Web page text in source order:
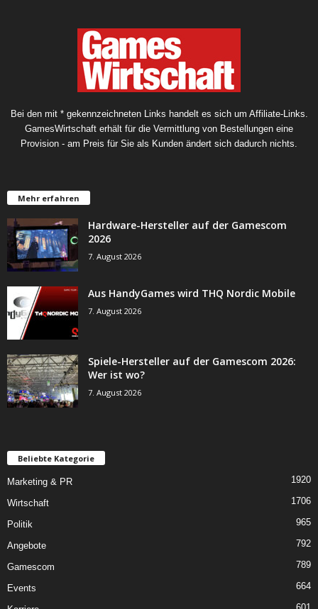
Bei den mit * gekennzeichneten Links handelt es sich um Affiliate-Links.
GamesWirtschaft erhält für die Vermittlung von Bestellungen eine
Provision - am Preis für Sie als Kunden ändert sich dadurch nichts.
Mehr erfahren
Hardware-Hersteller auf der Gamescom
2026
7. August 2026
Aus HandyGames wird THQ Nordic Mobile
7. August 2026
Spiele-Hersteller auf der Gamescom 2026:
Wer ist wo?
7. August 2026
Beliebte Kategorie
Marketing & PR 1920
Wirtschaft 1706
Politik 965
Angebote 792
Gamescom 789
Events 664